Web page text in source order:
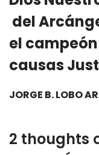
del
el
causas
JORGE B. LOBO
2 thoughts